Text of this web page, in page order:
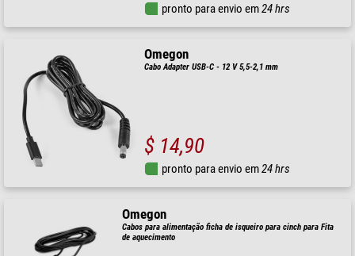
pronto para envio em24 hrs
Omegon
Cabo Adapter USB-C - 12 V 5,5-2,1 mm
$ 14,90
pronto para envio em24 hrs
Omegon
Cabos para alimentação ficha de isqueiro para cinch para Fita
de aquecimento